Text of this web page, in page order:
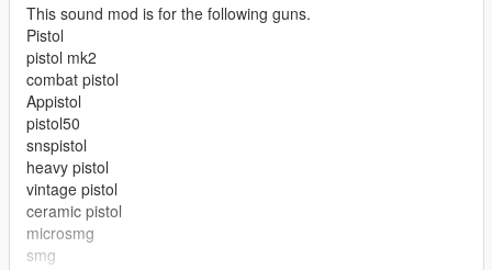
This sound mod is for the following guns.
Pistol
pistol mk2
combat pistol
Appistol
pistol50
snspistol
heavy pistol
vintage pistol
ceramic pistol
microsmg
smg